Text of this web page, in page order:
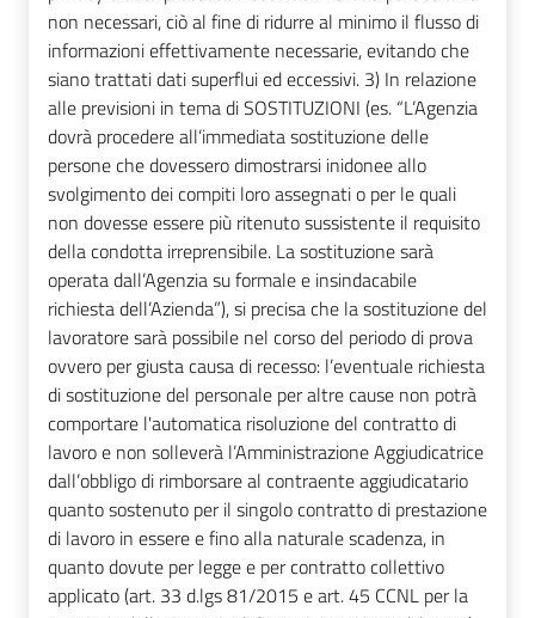
non necessari, ciò al fine di ridurre al minimo il flusso di
informazioni effettivamente necessarie, evitando che
siano trattati dati superflui ed eccessivi. 3) In relazione
alle previsioni in tema di SOSTITUZIONI (es. “L’Agenzia
dovrà procedere all’immediata sostituzione delle
persone che dovessero dimostrarsi inidonee allo
svolgimento dei compiti loro assegnati o per le quali
non dovesse essere più ritenuto sussistente il requisito
della condotta irreprensibile. La sostituzione sarà
operata dall’Agenzia su formale e insindacabile
richiesta dell’Azienda”), si precisa che la sostituzione del
lavoratore sarà possibile nel corso del periodo di prova
ovvero per giusta causa di recesso: l’eventuale richiesta
di sostituzione del personale per altre cause non potrà
comportare l'automatica risoluzione del contratto di
lavoro e non solleverà l’Amministrazione Aggiudicatrice
dall’obbligo di rimborsare al contraente aggiudicatario
quanto sostenuto per il singolo contratto di prestazione
di lavoro in essere e fino alla naturale scadenza, in
quanto dovute per legge e per contratto collettivo
applicato (art. 33 d.lgs 81/2015 e art. 45 CCNL per la